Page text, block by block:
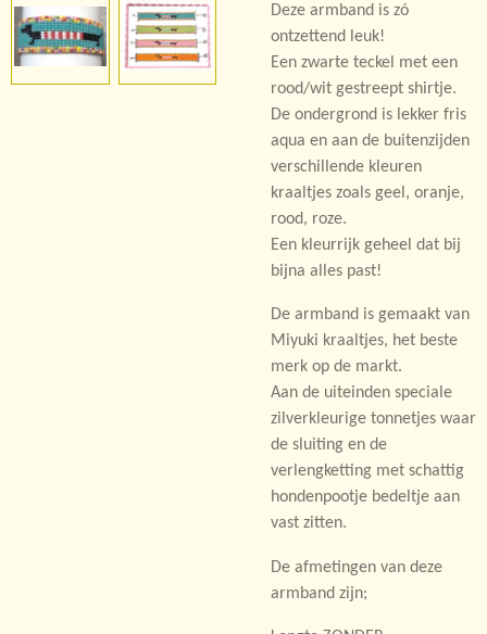
Deze armband is zó
ontzettend leuk!
Een zwarte teckel met een
rood/wit gestreept shirtje.
De ondergrond is lekker fris
aqua en aan de buitenzijden
verschillende kleuren
kraaltjes zoals geel, oranje,
rood, roze.
Een kleurrijk geheel dat bij
bijna alles past!
De armband is gemaakt van
Miyuki kraaltjes, het beste
merk op de markt.
Aan de uiteinden speciale
zilverkleurige tonnetjes waar
de sluiting en de
verlengketting met schattig
hondenpootje bedeltje aan
vast zitten.
De afmetingen van deze
armband zijn;